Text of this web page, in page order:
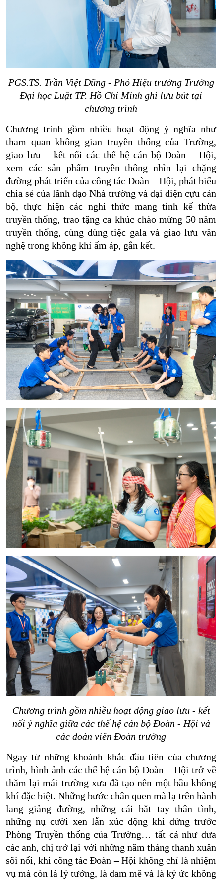
PGS.TS. Trần Việt Dũng - Phó Hiệu trưởng Trường
Đại học Luật TP. Hồ Chí Minh ghi lưu bút tại
chương trình
Chương trình gồm nhiều hoạt động ý nghĩa như
tham quan không gian truyền thống của Trường,
giao lưu – kết nối các thế hệ cán bộ Đoàn – Hội,
xem các sản phẩm truyền thông nhìn lại chặng
đường phát triển của công tác Đoàn – Hội, phát biểu
chia sẻ của lãnh đạo Nhà trường và đại diện cựu cán
bộ, thực hiện các nghi thức mang tính kế thừa
truyền thống, trao tặng ca khúc chào mừng 50 năm
truyền thống, cùng dùng tiệc gala và giao lưu văn
nghệ trong không khí ấm áp, gắn kết.
Chương trình gồm nhiều hoạt động giao lưu - kết
nối ý nghĩa giữa các thế hệ cán bộ Đoàn - Hội và
các đoàn viên Đoàn trường
Ngay từ những khoảnh khắc đầu tiên của chương
trình, hình ảnh các thế hệ cán bộ Đoàn – Hội trở về
thăm lại mái trường xưa đã tạo nên một bầu không
khí đặc biệt. Những bước chân quen mà lạ trên hành
lang giảng đường, những cái bắt tay thân tình,
những nụ cười xen lẫn xúc động khi đứng trước
Phòng Truyền thống của Trường… tất cả như đưa
các anh, chị trở lại với những năm tháng thanh xuân
sôi nổi, khi công tác Đoàn – Hội không chỉ là nhiệm
vụ mà còn là lý tưởng, là đam mê và là ký ức không